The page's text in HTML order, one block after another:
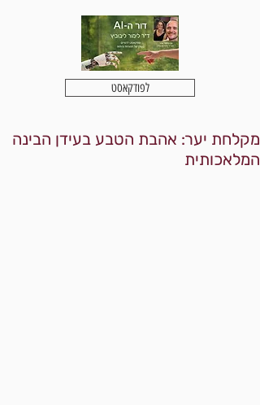
לפודקאסט
מקלחת יער: אהבת הטבע בעידן הבינה
המלאכותית